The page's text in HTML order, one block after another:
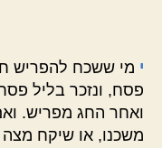
י מי ששכח להפריש
פסח, ונזכר בליל
ואחר החג מפריש.
משכנו, או שיקח מצה